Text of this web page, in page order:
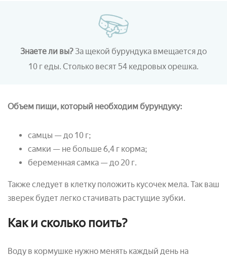
Знаете ли вы? За щекой бурундука вмещается до
10 г еды. Столько весят 54 кедровых орешка.
Объем пищи, который необходим бурундуку:
самцы — до 10 г;
самки — не больше 6,4 г корма;
беременная самка — до 20 г.
Также следует в клетку положить кусочек мела. Так ваш
зверек будет легко стачивать растущие зубки.
Как и сколько поить?
Воду в кормушке нужно менять каждый день на